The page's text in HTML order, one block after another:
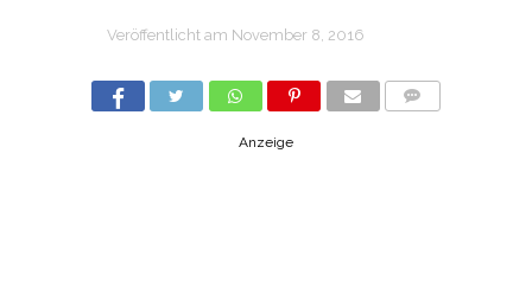
Veröffentlicht am November 8, 2016
Anzeige